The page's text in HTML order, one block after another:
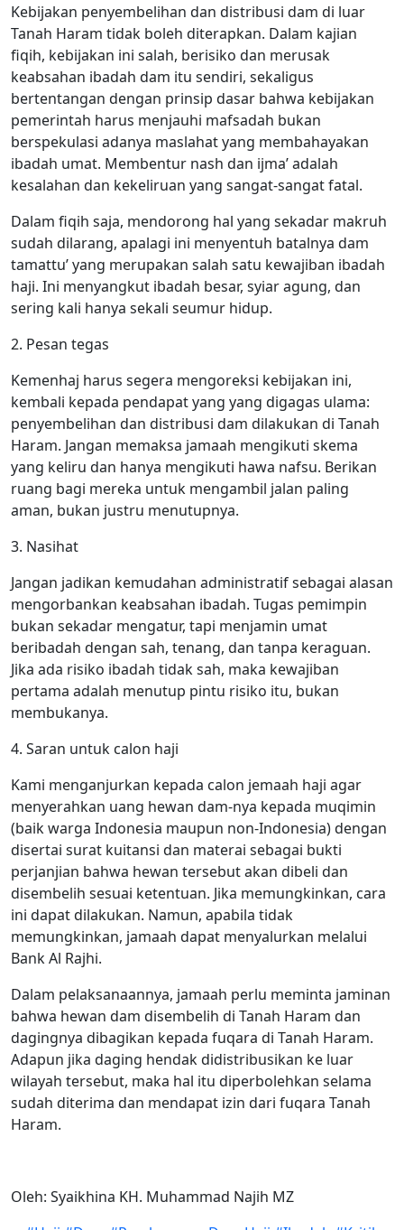
Kebijakan penyembelihan dan distribusi dam di luar
Tanah Haram tidak boleh diterapkan. Dalam kajian
fiqih, kebijakan ini salah, berisiko dan merusak
keabsahan ibadah dam itu sendiri, sekaligus
bertentangan dengan prinsip dasar bahwa kebijakan
pemerintah harus menjauhi mafsadah bukan
berspekulasi adanya maslahat yang membahayakan
ibadah umat. Membentur nash dan ijma’ adalah
kesalahan dan kekeliruan yang sangat-sangat fatal.
Dalam fiqih saja, mendorong hal yang sekadar makruh
sudah dilarang, apalagi ini menyentuh batalnya dam
tamattu’ yang merupakan salah satu kewajiban ibadah
haji. Ini menyangkut ibadah besar, syiar agung, dan
sering kali hanya sekali seumur hidup.
2. Pesan tegas
Kemenhaj harus segera mengoreksi kebijakan ini,
kembali kepada pendapat yang yang digagas ulama:
penyembelihan dan distribusi dam dilakukan di Tanah
Haram. Jangan memaksa jamaah mengikuti skema
yang keliru dan hanya mengikuti hawa nafsu. Berikan
ruang bagi mereka untuk mengambil jalan paling
aman, bukan justru menutupnya.
3. Nasihat
Jangan jadikan kemudahan administratif sebagai alasan
mengorbankan keabsahan ibadah. Tugas pemimpin
bukan sekadar mengatur, tapi menjamin umat
beribadah dengan sah, tenang, dan tanpa keraguan.
Jika ada risiko ibadah tidak sah, maka kewajiban
pertama adalah menutup pintu risiko itu, bukan
membukanya.
4. Saran untuk calon haji
Kami menganjurkan kepada calon jemaah haji agar
menyerahkan uang hewan dam-nya kepada muqimin
(baik warga Indonesia maupun non-Indonesia) dengan
disertai surat kuitansi dan materai sebagai bukti
perjanjian bahwa hewan tersebut akan dibeli dan
disembelih sesuai ketentuan. Jika memungkinkan, cara
ini dapat dilakukan. Namun, apabila tidak
memungkinkan, jamaah dapat menyalurkan melalui
Bank Al Rajhi.
Dalam pelaksanaannya, jamaah perlu meminta jaminan
bahwa hewan dam disembelih di Tanah Haram dan
dagingnya dibagikan kepada fuqara di Tanah Haram.
Adapun jika daging hendak didistribusikan ke luar
wilayah tersebut, maka hal itu diperbolehkan selama
sudah diterima dan mendapat izin dari fuqara Tanah
Haram.
Oleh: Syaikhina KH. Muhammad Najih MZ